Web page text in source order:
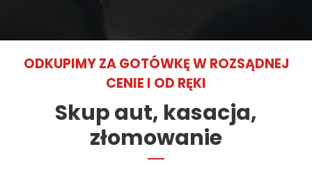
ODKUPIMY ZA GOTÓWKĘ W ROZSĄDNEJ
CENIE I OD RĘKI
Skup aut, kasacja,
złomowanie